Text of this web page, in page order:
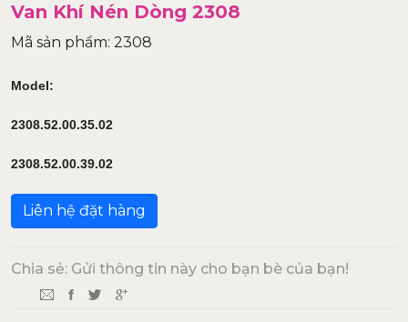
Van Khí Nén Dòng 2308
Mã sản phẩm: 2308
Model:
2308.52.00.35.02
2308.52.00.39.02
Liên hệ đặt hàng
Chia sẻ: Gửi thông tin này cho bạn bè của bạn!